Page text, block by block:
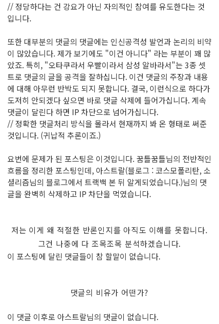
// 정당하다는 건 강요가 아닌 자의적인 참여를 유도한다는 것
입니다.
또한 대부분의 댓글의 댓글에는 인신공격성 발언과 논리의 비약
이 많았습니다. 제가 보기에도 "이건 아니다" 라는 부분이 꽤 많
았죠. 특히, "오타쿠라서 우빨이라서 삼성 알바라서"는 3종 셋
트로 댓글의 글을 공격을 잘하십니다. 이건 댓글의 주장과 내용
에 대해 아무런 반박도 되지 못합니다. 결국, 이런식으로 하다가
도저히 안되겠다 싶으면 바로 댓글 삭제에 들어가십니다. 계속
댓글이 달린다 하면 IP 차단으로 넘어가십니다.
// 정확한 댓글처리 방식을 몰라서 현재까지 봐 온 형태로 써준
것입니다. (귀납적 추론이죠.)
요번에 문제가 된 포스팅은 이것입니다. 꿈틀꿈틀님의 전반적인
흐름을 정리한 포스팅인데, 아스트랄(블로그 : 코스모폴리탄, 소
셜리즘님의 블로그에서 트랙백 본 뒤 알게되었습니다.)님의 댓
글을 완벽히 삭제하고 IP 차단을 먹였습니다.
저는 이게 왜 적절한 반론인지를 아직도 이해를 못합니다.
그건 나중에 다 조목조목 분석하겠습니다.
이 포스팅에 달린 댓글들이 참 할말이 없습니다.
댓글의 비유가 어떤가?
이 댓글 이후로 아스트랄님의 댓글이 없습니다.